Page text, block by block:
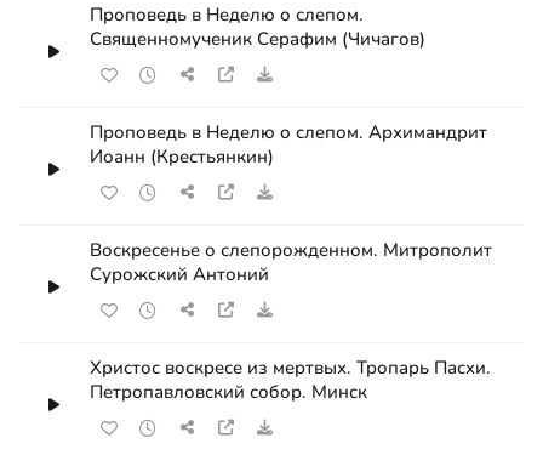
Проповедь в Неделю о слепом.
Священномученик Серафим (Чичагов)
Проповедь в Неделю о слепом. Архимандрит
Иоанн (Крестьянкин)
Воскресенье о слепорожденном. Митрополит
Сурожский Антоний
Христос воскресе из мертвых. Тропарь Пасхи.
Петропавловский собор. Минск